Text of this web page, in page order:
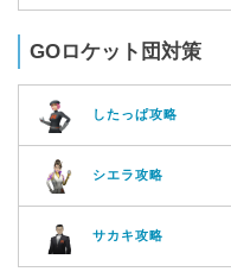
GOロケット団対策
したっぱ攻略
シエラ攻略
サカキ攻略